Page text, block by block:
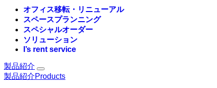
オフィス移転・リニューアル
スペースプランニング
スペシャルオーダー
ソリューション
I’s rent service
製品紹介
製品紹介Products